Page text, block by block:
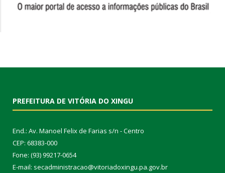
PREFEITURA DE VITÓRIA DO XINGU
End.: Av. Manoel Felix de Farias s/n - Centro
CEP: 68383-000
Fone: (93) 99217-0654
E-mail: secadministracao@vitoriadoxingu.pa.gov.br